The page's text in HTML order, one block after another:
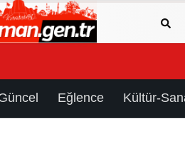
Eğlence Kültür-